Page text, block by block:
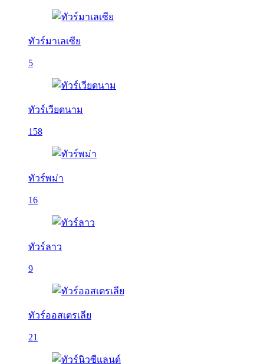
ทัวร์มาเลเซีย
5
ทัวร์เวียดนาม
158
ทัวร์พม่า
16
ทัวร์ลาว
9
ทัวร์ออสเตรเลีย
21